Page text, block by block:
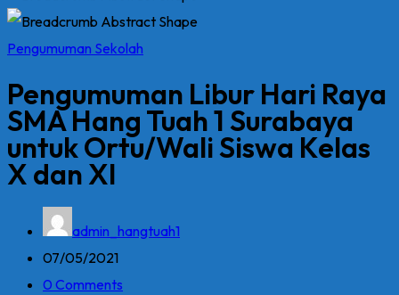
Pengumuman Sekolah
Pengumuman Libur Hari Raya
SMA Hang Tuah 1 Surabaya
untuk Ortu/Wali Siswa Kelas
X dan XI
admin_hangtuah1
07/05/2021
0 Comments